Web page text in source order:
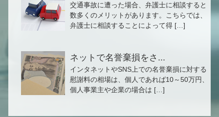
交通事故に遭った場合、弁護士に相談すると
数多くのメリットがあります。こちらでは、
弁護士に相談することによって得 […]
ネットで名誉棄損をさ...
インタネットやSNS上での名誉棄損に対する
慰謝料の相場は、個人であれば10～50万円、
個人事業主や企業の場合は […]